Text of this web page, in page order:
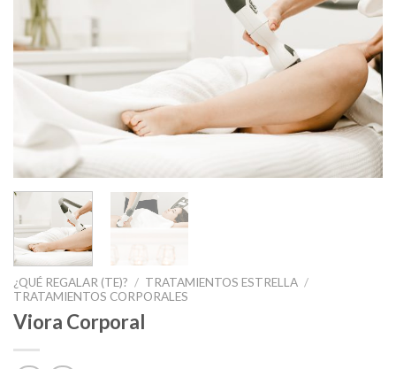
¿QUÉ REGALAR (TE)? / TRATAMIENTOS ESTRELLA /
TRATAMIENTOS CORPORALES
Viora Corporal